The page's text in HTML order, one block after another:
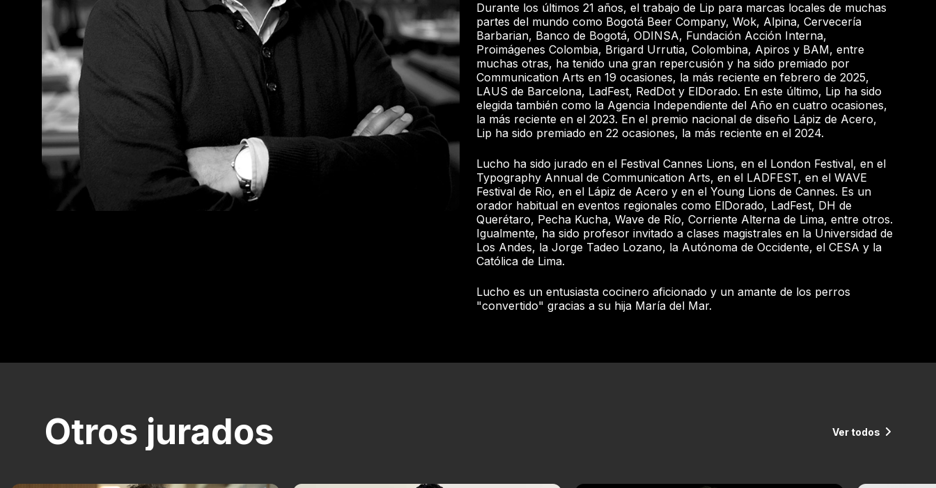
Durante los últimos 21 años, el trabajo de Lip para marcas locales de muchas
partes del mundo como Bogotá Beer Company, Wok, Alpina, Cervecería
Barbarian, Banco de Bogotá, ODINSA, Fundación Acción Interna,
Proimágenes Colombia, Brigard Urrutia, Colombina, Apiros y BAM, entre
muchas otras, ha tenido una gran repercusión y ha sido premiado por
Communication Arts en 19 ocasiones, la más reciente en febrero de 2025,
LAUS de Barcelona, LadFest, RedDot y ElDorado. En este último, Lip ha sido
elegida también como la Agencia Independiente del Año en cuatro ocasiones,
la más reciente en el 2023. En el premio nacional de diseño Lápiz de Acero,
Lip ha sido premiado en 22 ocasiones, la más reciente en el 2024.
Lucho ha sido jurado en el Festival Cannes Lions, en el London Festival, en el
Typography Annual de Communication Arts, en el LADFEST, en el WAVE
Festival de Rio, en el Lápiz de Acero y en el Young Lions de Cannes. Es un
orador habitual en eventos regionales como ElDorado, LadFest, DH de
Querétaro, Pecha Kucha, Wave de Río, Corriente Alterna de Lima, entre otros.
Igualmente, ha sido profesor invitado a clases magistrales en la Universidad de
Los Andes, la Jorge Tadeo Lozano, la Autónoma de Occidente, el CESA y la
Católica de Lima.
Lucho es un entusiasta cocinero aficionado y un amante de los perros
"convertido" gracias a su hija María del Mar.
Otros jurados Ver todos